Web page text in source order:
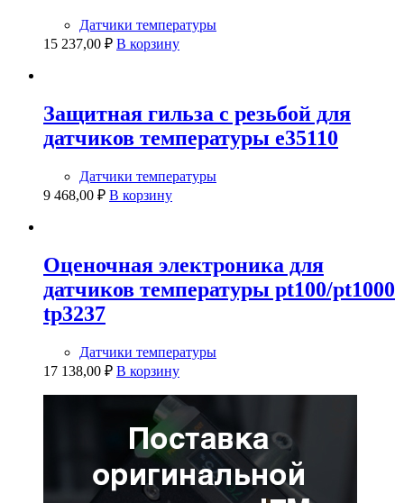
Датчики температуры
15 237,00 ₽ В корзину
Защитная гильза с резьбой для
датчиков температуры e35110
Датчики температуры
9 468,00 ₽ В корзину
Оценочная электроника для
датчиков температуры pt100/pt1000
tp3237
Датчики температуры
17 138,00 ₽ В корзину